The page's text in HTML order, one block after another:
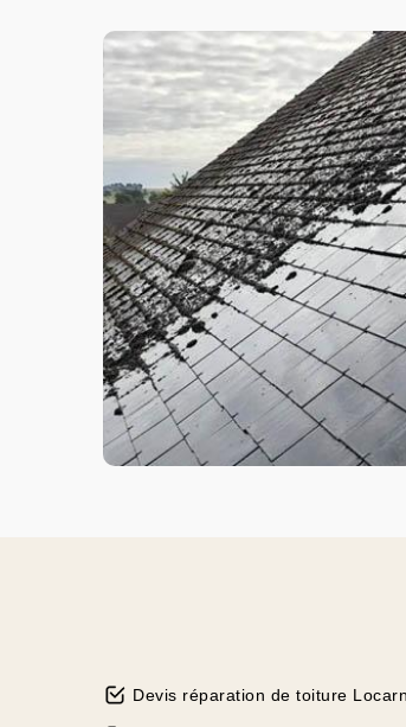
Devis réparation de toiture Locarn